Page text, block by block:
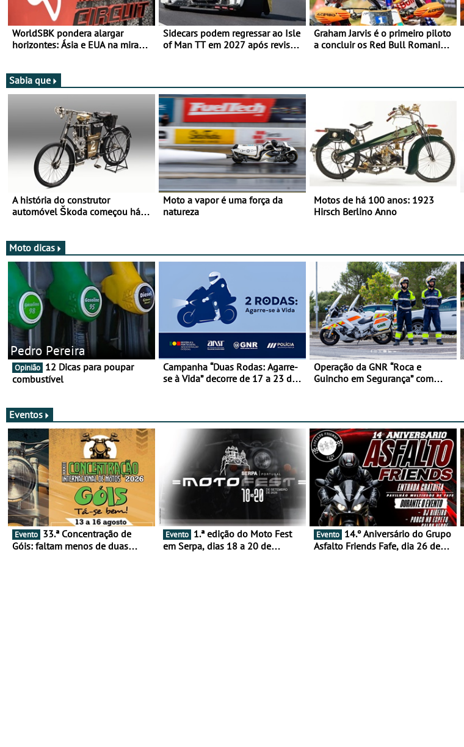
WorldSBK pondera alargar
horizontes: Ásia e EUA na mira
Sidecars podem regressar ao Isle
of Man TT em 2027 após revisão
Graham Jarvis é o primeiro piloto
a concluir os Red Bull Romaniacs
Sabia que
A história do construtor
automóvel Škoda começou há
Moto a vapor é uma força da
natureza
Motos de há 100 anos: 1923
Hirsch Berlino Anno
Moto dicas
Pedro Pereira
Opinião
combustível
Campanha “Duas Rodas: Agarre-
se à Vida” decorre de 17 a 23 de
Operação da GNR “Roca e
Guincho em Segurança” com
Eventos
Evento
Góis: faltam menos de duas
Evento
em Serpa, dias 18 a 20 de
Evento
Asfalto Friends Fafe, dia 26 de